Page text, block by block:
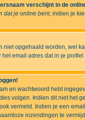
verschijnt in de
dat je online bent, indien je
niet opgehaald worden, wel
email adres dat in je profiel
en wachtwoord hebt
volgen. Indien dit niet het
vermeld. Indien je een
inzendingen te